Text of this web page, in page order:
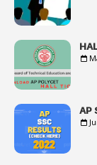
AP